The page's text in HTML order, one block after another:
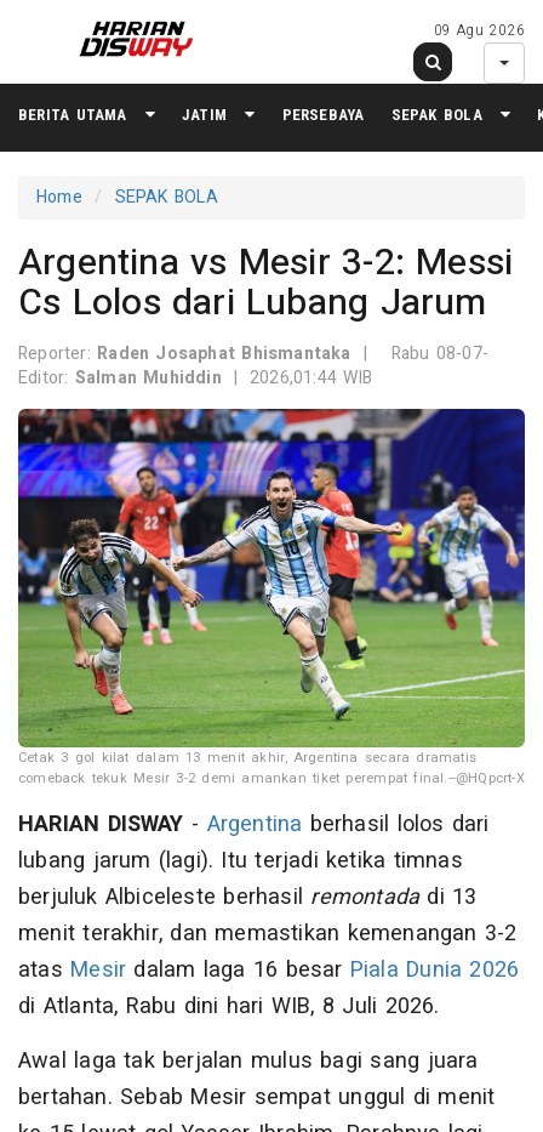
09 Agu 2026
BERITA UTAMA JATIM PERSEBAYA SEPAK BOLA
Home SEPAK BOLA
Argentina vs Mesir 3-2: Messi
Cs Lolos dari Lubang Jarum
Reporter: Raden Josaphat Bhismantaka |
Editor: Salman Muhiddin |
Rabu 08-07-
2026,01:44 WIB
Cetak 3 gol kilat dalam 13 menit akhir, Argentina secara dramatis
comeback tekuk Mesir 3-2 demi amankan tiket perempat final.--@HQpcrt-X
HARIAN DISWAY - Argentina berhasil lolos dari
lubang jarum (lagi). Itu terjadi ketika timnas
berjuluk Albiceleste berhasil remontadadi 13
menit terakhir, dan memastikan kemenangan 3-2
atas Mesir dalam laga 16 besar Piala Dunia 2026
di Atlanta, Rabu dini hari WIB, 8 Juli 2026.
Awal laga tak berjalan mulus bagi sang juara
bertahan. Sebab Mesir sempat unggul di menit